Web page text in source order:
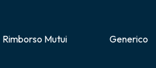
Rimborso Mutui Generico